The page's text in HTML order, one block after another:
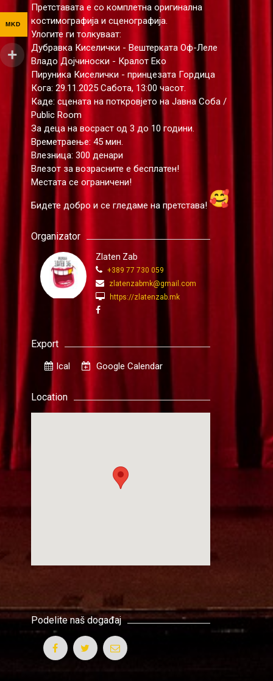
Претставата е со комплетна оригинална
костимографија и сценографија.
Улогите ги толкуваат:
Дубравка Киселички - Вештерката Оф-Леле
Владо Дојчиноски - Кралот Еко
Пируника Киселички - принцезата Гордица
Кога: 29.11.2025 Сабота, 13:00 часот.
Каде: сцената на поткровјето на Јавна Соба /
Public Room
За деца на восраст од 3 до 10 години.
Времетраење: 45 мин.
Влезница: 300 денари
Влезот за возрасните е бесплатен!
Местата се ограничени!
Бидете добро и се гледаме на претстава!
Organizator
Zlaten Zab
+389 77 730 059
zlatenzabmk@gmail.com
https://zlatenzab.mk
Export
Ical Google Calendar
Location
Podelite naš događaj
MKD